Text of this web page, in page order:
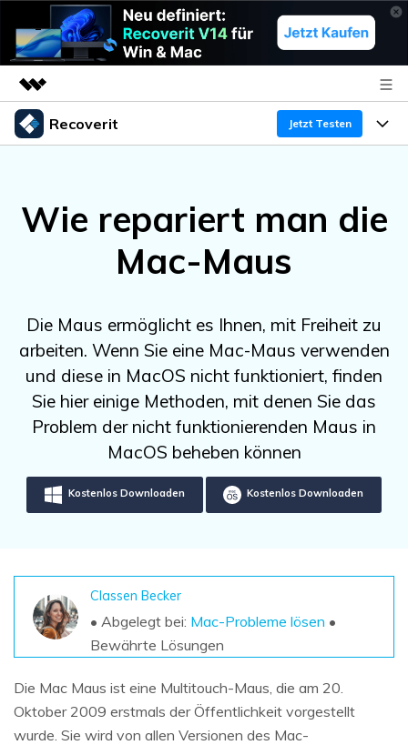
Top-Produkte
Überblick
Lösungen
Über uns
Support
Recoverit Jetzt Testen
Recoverit für Windows
KI
Ein führendes Tool zur Datenrettung für Windows
Recoverit für Mac
Unbegrenzte Daten vom Mac-System
wiederherstellen
wiederherstellen
Kostenlos Testen
Weitere Produkte
Funktionen
Wiederherstellung von Laufwerken
Exklusive Wiederherstellungsl?sungen Neu
Dokumente wiederherstellen
Datenverlust-Szenarien
ALLE FUNKTIONEN ENTDECKEN
Experte für Datenrettung
Kundengeschichten
Aktuelles Thema
Guide
DOWNLOAD Sign In
search
Wie repariert man die
Mac-Maus
Die Maus ermöglicht es Ihnen, mit Freiheit zu
arbeiten. Wenn Sie eine Mac-Maus verwenden
und diese in MacOS nicht funktioniert, finden
Sie hier einige Methoden, mit denen Sie das
Problem der nicht funktionierenden Maus in
MacOS beheben können
Kostenlos Downloaden Kostenlos Downloaden
Classen Becker
• Abgelegt bei: Mac-Probleme lösen •
Bewährte Lösungen
Die Mac Maus ist eine Multitouch-Maus, die am 20.
Oktober 2009 erstmals der Öffentlichkeit vorgestellt
wurde. Sie wird von allen Versionen des Mac-